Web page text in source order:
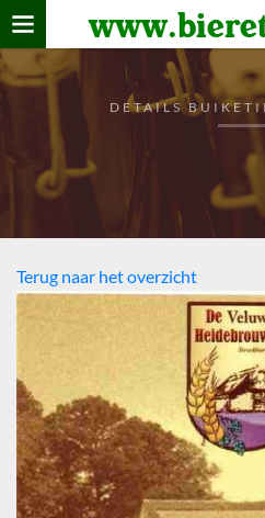
Home
verzamelen
De bierkaart
Bezoekers
DETAILS
Terug naar het overzicht